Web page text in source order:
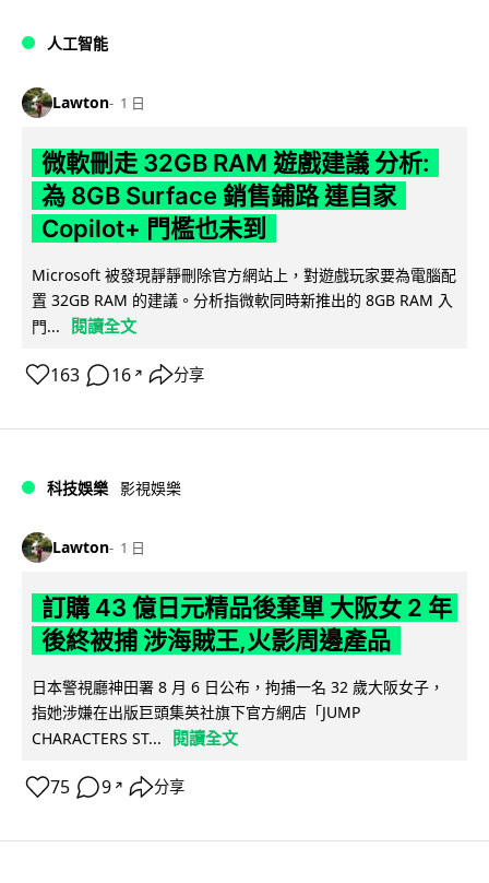
人工智能
Lawton 1 日
微軟刪走 32GB RAM 遊戲建議 分析:
為 8GB Surface 銷售鋪路 連自家
Copilot+ 門檻也未到
Microsoft 被發現靜靜刪除官方網站上，對遊戲玩家要為電腦配
置 32GB RAM 的建議。分析指微軟同時新推出的 8GB RAM 入
門...
閱讀全文
163 16 ↗ 分享
科技娛樂 影視娛樂
Lawton 1 日
訂購 43 億日元精品後棄單 大阪女 2 年
後終被捕 涉海賊王,火影周邊產品
日本警視廳神田署 8 月 6 日公布，拘捕一名 32 歲大阪女子，
指她涉嫌在出版巨頭集英社旗下官方網店「JUMP
CHARACTERS ST...
閱讀全文
75 9 ↗ 分享